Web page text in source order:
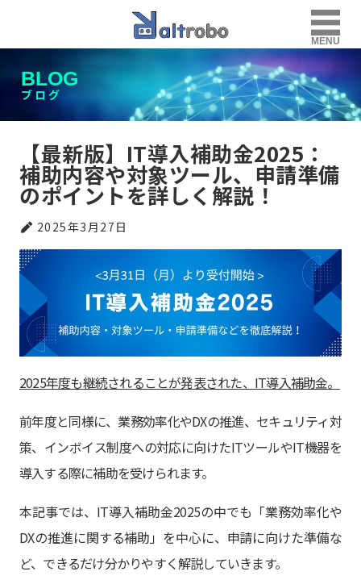
MENU
BLOG
ブログ
【最新版】IT導入補助金2025：
補助内容や対象ツール、申請準備
のポイントを詳しく解説！
2025年3月27日
2025年度も継続されることが発表された、IT導入補助金。
前年度と同様に、業務効率化やDXの推進、セキュリティ対
策、インボイス制度への対応に向けたITツールやIT機器を
導入する際に補助を受けられます。
本記事では、IT導入補助金2025の中でも「業務効率化や
DXの推進に関する補助」を中心に、申請に向けた準備な
ど、できるだけ分かりやすく解説していきます。